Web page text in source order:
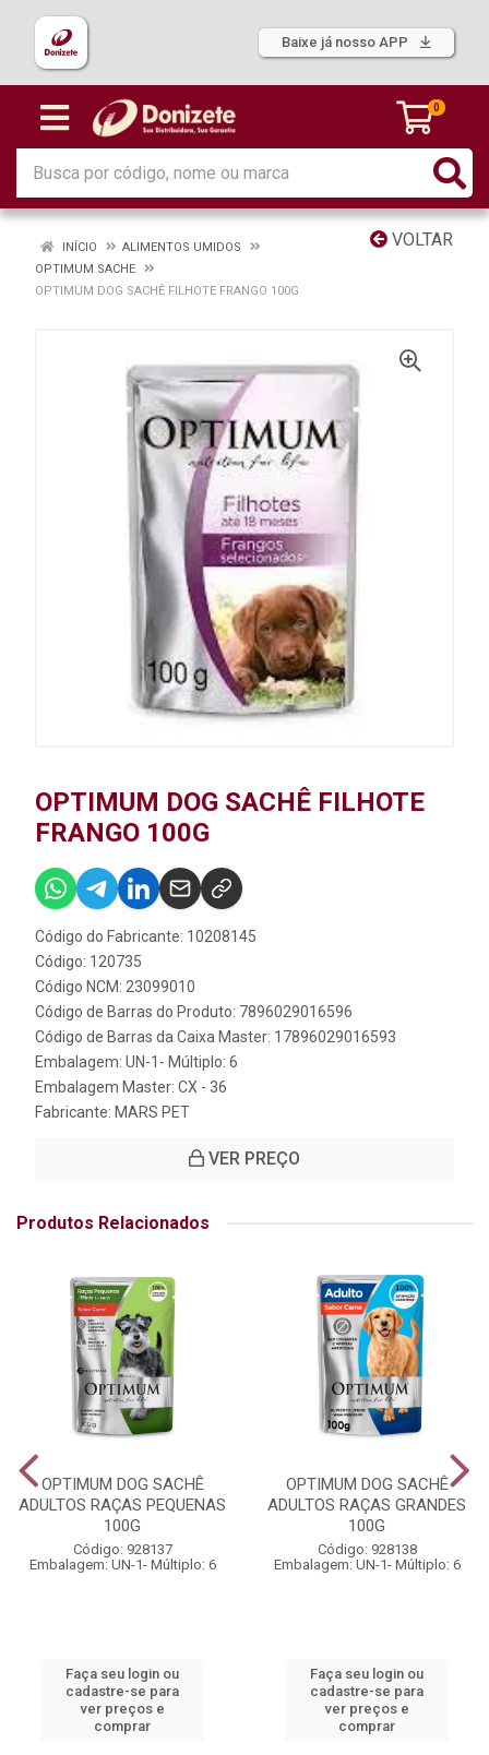
Baixe já nosso APP
0
VOLTAR
INÍCIO
ALIMENTOS UMIDOS
OPTIMUM SACHE
OPTIMUM DOG SACHÊ FILHOTE FRANGO 100G
OPTIMUM DOG SACHÊ FILHOTE
FRANGO 100G
Código do Fabricante: 10208145
Código: 120735
Código NCM: 23099010
Código de Barras do Produto: 7896029016596
Código de Barras da Caixa Master: 17896029016593
Embalagem: UN-1- Múltiplo: 6
Embalagem Master: CX - 36
Fabricante: MARS PET
VER PREÇO
Produtos Relacionados
OPTIMUM DOG SACHÊ
ADULTOS RAÇAS PEQUENAS
100G
Código: 928137
Embalagem: UN-1- Múltiplo: 6
Faça seu login ou
cadastre-se para
ver preços e
comprar
OPTIMUM DOG SACHÊ
ADULTOS RAÇAS GRANDES
100G
Código: 928138
Embalagem: UN-1- Múltiplo: 6
Faça seu login ou
cadastre-se para
ver preços e
comprar